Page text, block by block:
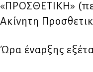
«ΠΡΟΣΘΕΤΙΚΗ»
Ακίνητη
Ώρα έναρξης